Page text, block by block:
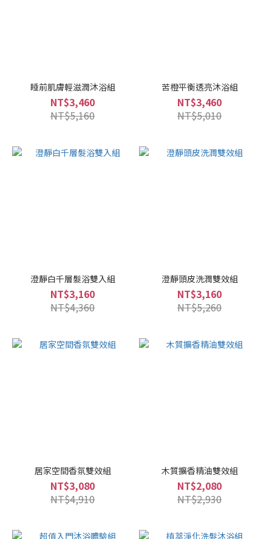
睡前肌膚輕滋潤沐浴組
NT$3,460
NT$5,160
苦橙平衡透亮沐浴組
NT$3,460
NT$5,010
澄靜白千層髮浴雙入組
NT$3,160
NT$4,360
澄靜頭皮洗潤雙效組
NT$3,160
NT$5,260
居家空間香氛雙效組
NT$3,080
NT$4,910
木質擴香精油雙效組
NT$2,080
NT$2,930